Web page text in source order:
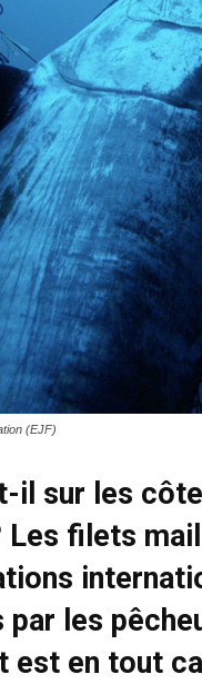
(EJF)
il sur les
Les filets
les
en tout